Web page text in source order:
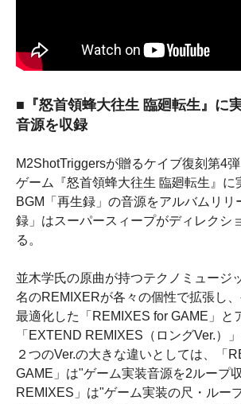
■『怒首領蜂大往生 臨廻転生』に
音源を収録
M2ShotTriggersが贈るケイブ復刻第4
ゲーム『怒首領蜂大往生 臨廻転生』に
BGM「再生録」の音源をアルバムリリ
録」はスーパースィープがディレクシ
る。
並木学氏の原曲が持つテクノミュージ
名のREMIXERが各々の個性で拡張し
最適化した「REMIXES for GAME」と
「EXTEND REMIXES（ロングVer.）
２つのVer.の大きな違いとしては、「
GAME」は"ゲーム実装音源を2ループ
REMIXES」は"ゲーム実装の尺・ルー